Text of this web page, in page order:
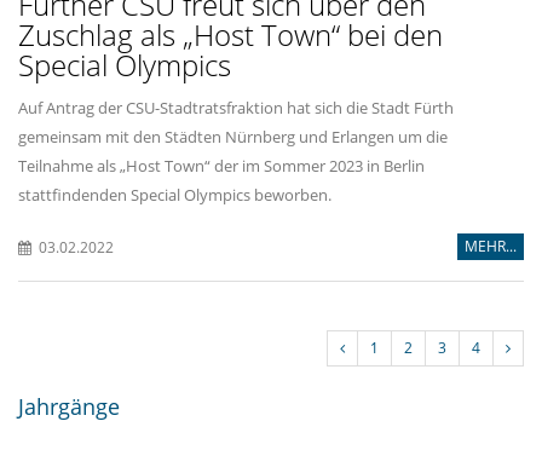
Zuschlag als „Host Town“ bei den
Special Olympics
Auf Antrag der CSU-Stadtratsfraktion hat sich die Stadt Fürth
gemeinsam mit den Städten Nürnberg und Erlangen um die
Teilnahme als „Host Town“ der im Sommer 2023 in Berlin
stattfindenden Special Olympics beworben.
03.02.2022 MEHR...
1 2 3 4
Jahrgänge